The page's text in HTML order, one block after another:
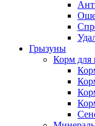
Грызуны
Корм для